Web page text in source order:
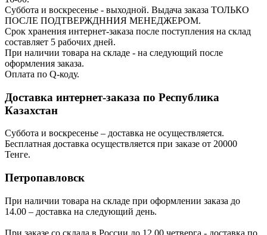
Суббота и воскресенье - выходной. Выдача заказа ТОЛЬКО
ПОСЛЕ ПОДТВЕРЖДННИЯ МЕНЕДЖЕРОМ.
Срок хранения интернет-заказа после поступления на склад
составляет 5 рабочих дней.
При наличии товара на складе - на следующий после
оформления заказа.
Оплата по Q-коду.
Доставка интернет-заказа по Республика
Казахстан
Суббота и воскресенье – доставка не осуществляется.
Бесплатная доставка осуществляется при заказе от 20000
Тенге.
Петропавловск
При наличии товара на складе при оформлении заказа до
14.00 – доставка на следующий день.
При заказе со склада в России до 12.00 четверга - доставка по